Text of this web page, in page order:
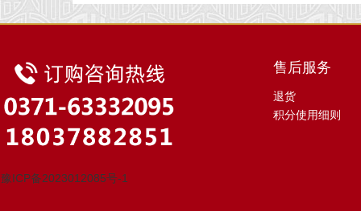
豫ICP备2023012085号-1
售后服务
退货
积分使用细则